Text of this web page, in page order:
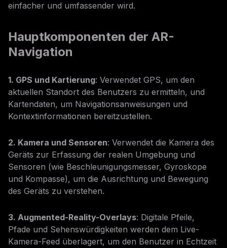
einfacher und umfassender wird.
Hauptkomponenten der AR-
Navigation
1. GPS und Kartierung: Verwendet GPS, um den
aktuellen Standort des Benutzers zu ermitteln, und
Kartendaten, um Navigationsanweisungen und
Kontextinformationen bereitzustellen.
2. Kamera und Sensoren: Verwendet die Kamera des
Geräts zur Erfassung der realen Umgebung und
Sensoren (wie Beschleunigungsmesser, Gyroskope
und Kompasse), um die Ausrichtung und Bewegung
des Geräts zu verstehen.
3. Augmented-Reality-Overlays: Digitale Pfeile,
Pfade und Sehenswürdigkeiten werden dem Live-
Kamera-Feed überlagert, um den Benutzer in Echtzeit